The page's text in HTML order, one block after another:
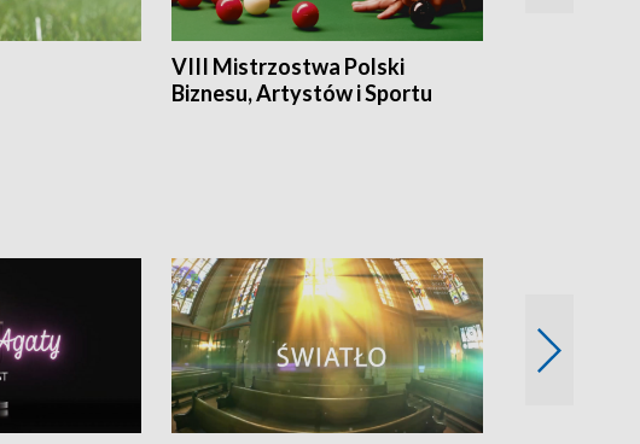
VIII Mistrzostwa Polski
Biznesu, Artystów i Sportu